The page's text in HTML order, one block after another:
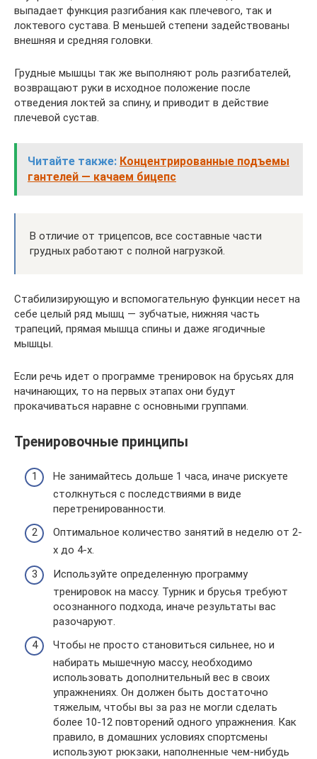
выпадает функция разгибания как плечевого, так и
локтевого сустава. В меньшей степени задействованы
внешняя и средняя головки.
Грудные мышцы так же выполняют роль разгибателей,
возвращают руки в исходное положение после
отведения локтей за спину, и приводит в действие
плечевой сустав.
Читайте также: Концентрированные подъемы
гантелей — качаем бицепс
В отличие от трицепсов, все составные части
грудных работают с полной нагрузкой.
Стабилизирующую и вспомогательную функции несет на
себе целый ряд мышц — зубчатые, нижняя часть
трапеций, прямая мышца спины и даже ягодичные
мышцы.
Если речь идет о программе тренировок на брусьях для
начинающих, то на первых этапах они будут
прокачиваться наравне с основными группами.
Тренировочные принципы
Не занимайтесь дольше 1 часа, иначе рискуете
столкнуться с последствиями в виде
перетренированности.
Оптимальное количество занятий в неделю от 2-
х до 4-х.
Используйте определенную программу
тренировок на массу. Турник и брусья требуют
осознанного подхода, иначе результаты вас
разочаруют.
Чтобы не просто становиться сильнее, но и
набирать мышечную массу, необходимо
использовать дополнительный вес в своих
упражнениях. Он должен быть достаточно
тяжелым, чтобы вы за раз не могли сделать
более 10-12 повторений одного упражнения. Как
правило, в домашних условиях спортсмены
используют рюкзаки, наполненные чем-нибудь